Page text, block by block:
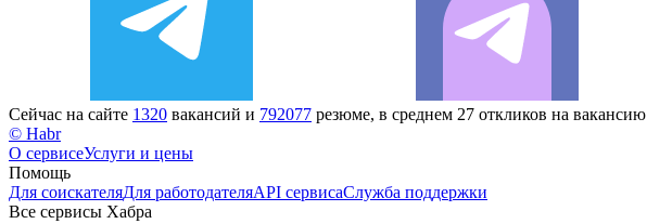
Сейчас на сайте 1320 вакансий и 792077 резюме, в среднем 27 откликов на вакансию
© Habr
О сервисеУслуги и цены
Помощь
Для соискателяДля работодателяAPI сервисаСлужба поддержки
Все сервисы Хабра